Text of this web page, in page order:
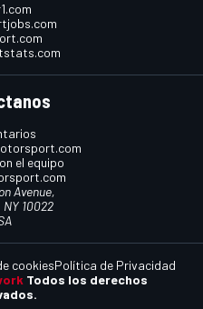
el equipo
Avenue,
10022
Todos los derechos
cookiesPolítica de Privacidad